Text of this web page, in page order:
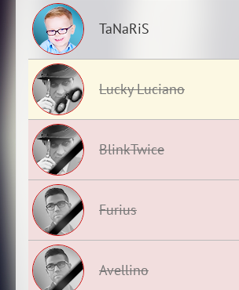
TaNaRiS
Lucky Luciano
BlinkTwice
Furius
Avellino